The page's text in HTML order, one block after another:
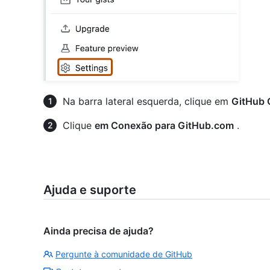
Na barra lateral esquerda, clique em GitHub
Clique em Conexão para GitHub.com .
Ajuda e suporte
Ainda precisa de ajuda?
Pergunte à comunidade de GitHub